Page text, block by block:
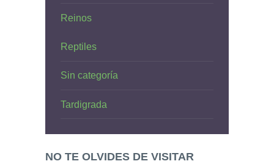
Reinos
Reptiles
Sin categoría
Tardigrada
NO TE OLVIDES DE VISITAR